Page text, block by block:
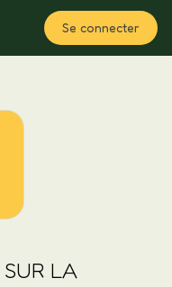
Se connecter
Fertilisation
LA